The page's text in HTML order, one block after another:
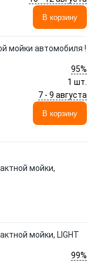
В корзину
мойки автомобиля !
95%
1 шт.
7 - 9 августа
В корзину
мойки,
мойки, LIGHT
99%